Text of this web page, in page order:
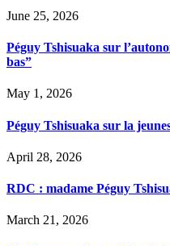
June 25, 2026
Péguy Tshisuaka sur
bas”
May 1, 2026
Péguy Tshisuaka sur la
April 28, 2026
RDC : madame Péguy
March 21, 2026